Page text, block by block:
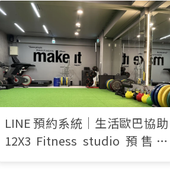
LINE 預約系統｜生活歐巴協助
12X3 Fitness studio 預售票